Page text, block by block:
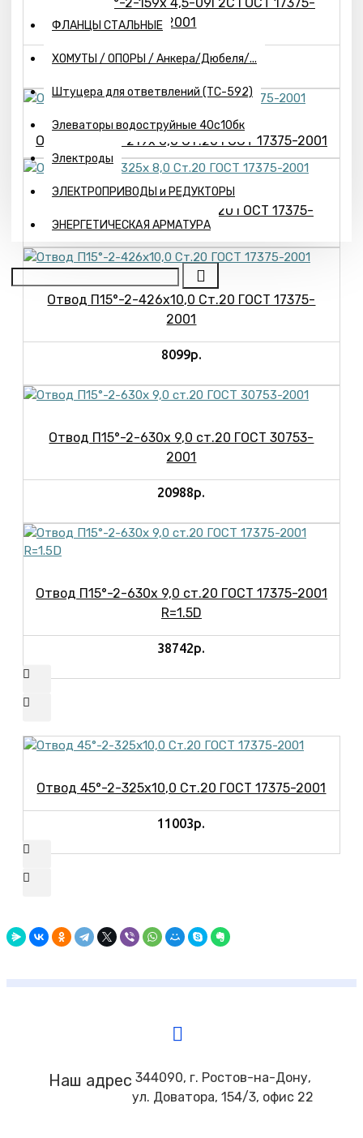
ФЛАНЦЫ СТАЛЬНЫЕ
ХОМУТЫ / ОПОРЫ / Анкера/Дюбеля/...
Штуцера для ответвлений (ТС-592)
Элеваторы водоструйные 40с10бк
Электроды
ЭЛЕКТРОПРИВОДЫ и РЕДУКТОРЫ
ЭНЕРГЕТИЧЕСКАЯ АРМАТУРА
2001
763р.
Отвод П15°-2-219х 6,0 Cт.20 ГОСТ 17375-2001
Отвод П15°-2-325х 8,0 Ст.20 ГОСТ 17375-
2001
Отвод П15°-2-426х10,0 Ст.20 ГОСТ 17375-
2001
8099р.
Отвод П15°-2-630х 9,0 ст.20 ГОСТ 30753-
2001
20988р.
Отвод П15°-2-630х 9,0 ст.20 ГОСТ 17375-2001
R=1.5D
38742р.
Отвод 45°-2-325х10,0 Ст.20 ГОСТ 17375-2001
11003р.
Наш адрес 344090, г. Ростов-на-Дону,
ул. Доватора, 154/3, офис 22